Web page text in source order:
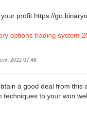
profit.https://
options trading system
2022 07:46
a good deal from this
techniques to your won